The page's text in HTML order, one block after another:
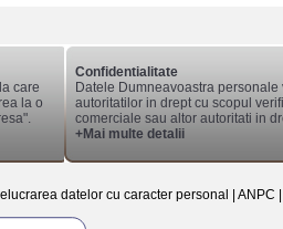
care
la o
Confidentialitate
Datele Dumneavoastra personale
autoritatilor in drept cu scopul
comerciale sau altor autoritati in
+Mai multe detalii
datelor cu caracter personal ANPC